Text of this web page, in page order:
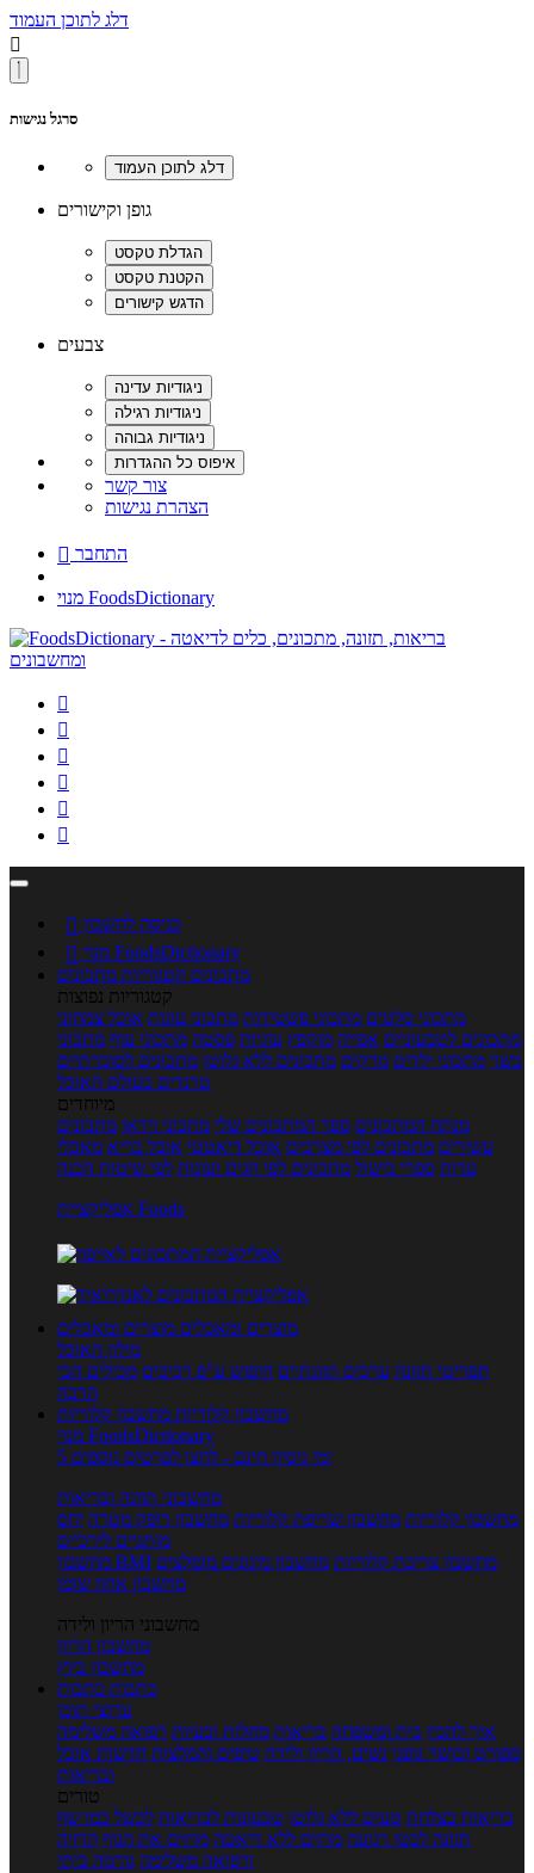
דלג לתוכן העמוד

סרגל נגישות
גופן וקישורים
צבעים
צור קשר
הצהרת נגישות
 התחבר
מנוי FoodsDictionary






 כניסה לחשבון

מנוי FoodsDictionary
מתכונים קטגוריות מתכונים
קטגוריות נפוצות
מתכוני סלטים מתכוני פשטידות מתכוני עוגות אוכל צמחוני
מתכונים לטבעוניים אפייה מוקפץ עוגיות פסטה מתכוני עוף מתכוני
בשר מתכוני ילדים מרקים מתכונים ללא גלוטן מתכונים לסוכרתיים
טרנדים בעולם האוכל
מיוחדים
מנתח המתכונים ספר המתכונים שלי מתכוני וידאו מתכונים
עשירים מתכונים לפי מצרכים אוכל דיאטטי אוכל בריא מאכלי
עדות ספרי בישול מתכונים לפי חגים ועונות לפי שיטות הכנה
אפליקציית Foods
מוצרים ומאכלים מוצרים ומאכלים
מילון האוכל
תפריטי תזונה ערכים תזונתיים חיפוש ע"פ רכיבים מכילים הכי
הרבה
מחשבון קלוריות מחשבון קלוריות
מנוי FoodsDictionary
5 ימי ניסיון חינם - לחצו לפרטים נוספים
מחשבוני תזונה ובריאות
מחשבון קלוריות מחשבון שריפת קלוריות מחשבון דופק מטרה יחס
מותניים לירכיים
מחשבון BMI
מחשבון צריכת קלוריות מחשבון מינונים מומלצים
מחשבון אחוז שומן
מחשבוני הריון ולידה
מחשבון הריון
מחשבון ביוץ
כתבות כתבות
ערוצי תוכן
איך להכין בית ומשפחה בריאות מחלות ובעיות רפואה משלימה
ספורט וכושר גופני נשים, הריון ולידה טיפים והמלצות חדשות אוכל
ובריאות
טורים
בריאות בצלחת טעים ללא גלוטן טבעונות לבריאות לבשל כמו שף
תזונה לבטן רגועה מרזים ללא דיאטה מזיזים את הגוף הרזיה
ורפואה משלימה גורמה ביתי